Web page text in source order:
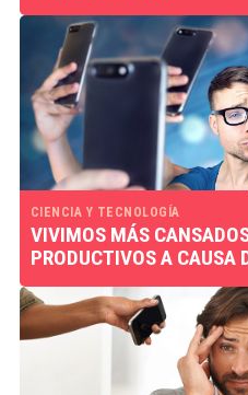
CIENCIA Y TECNOLOGÍA
VIVIMOS MÁS
PRODUCTIVOS A CAUSA